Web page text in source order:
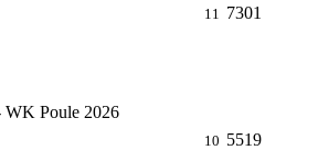
11 7301
10 5519